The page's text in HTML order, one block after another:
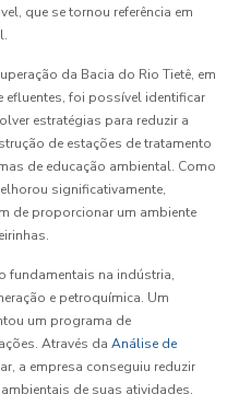
que se tornou referência em
da Bacia do Rio Tietê, em
efluentes, foi possível identificar
estratégias para reduzir a
de estações de tratamento
de educação ambiental. Como
significativamente,
de proporcionar um ambiente
fundamentais na indústria,
e petroquímica. Um
um programa de
Através da Análise de
a empresa conseguiu reduzir
de suas atividades.